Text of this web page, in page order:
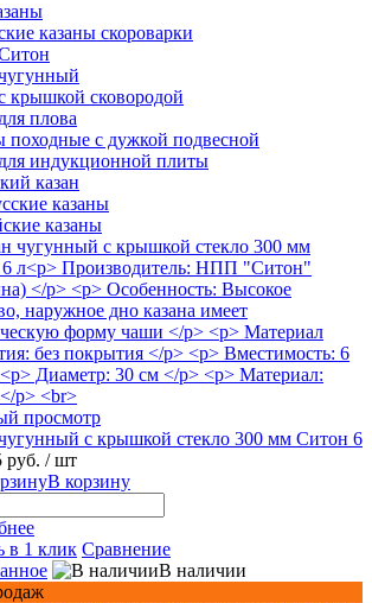
казаны скороварки
крышкой сковородой
плова
походные с дужкой подвесной
индукционной плиты
казан
казаны
казаны
просмотр
с крышкой стекло 300 мм Ситон 6
руб. / шт
В корзину
в 1 клик Сравнение
В наличии